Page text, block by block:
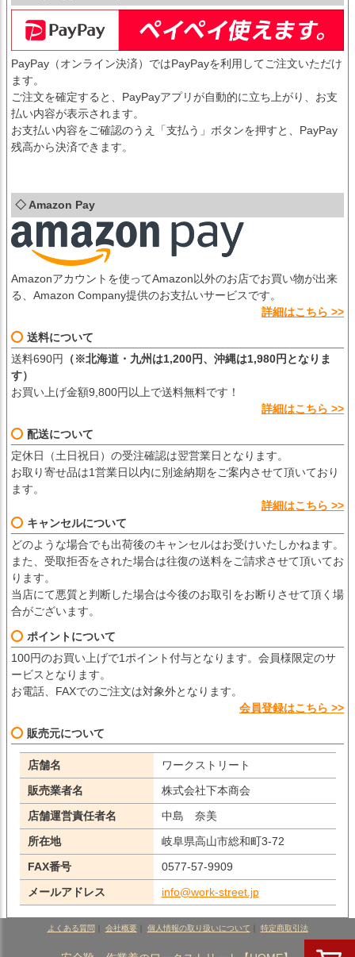
PayPay（オンライン決済）ではPayPayを利用してご注文いただけ
ます。
ご注文を確定すると、PayPayアプリが自動的に立ち上がり、お支
払い内容が表示されます。
お支払い内容をご確認のうえ「支払う」ボタンを押すと、PayPay
残高から決済できます。
◇ Amazon Pay
Amazonアカウントを使ってAmazon以外のお店でお買い物が出来
る、Amazon Company提供のお支払いサービスです。
詳細はこちら >>
送料について
送料690円
（※北海道・九州は1,200円、沖縄は1,980円となりま
す）
お買い上げ金額9,800円以上で送料無料です！
詳細はこちら >>
配送について
定休日（土日祝日）の受注確認は翌営業日となります。
お取り寄せ品は1営業日以内に別途納期をご案内させて頂いており
ます。
詳細はこちら >>
キャンセルについて
どのような場合でも出荷後のキャンセルはお受けいたしかねます。
また、受取拒否をされた場合は往復の送料をご請求させて頂いてお
ります。
当店にて悪質と判断した場合は今後のお取引をお断りさせて頂く場
合がございます。
ポイントについて
100円のお買い上げで1ポイント付与となります。会員様限定のサ
ービスとなります。
お電話、FAXでのご注文は対象外となります。
会員登録はこちら >>
販売元について
店舗名
ワークストリート
販売業者名
株式会社下本商会
店舗運営責任者名
中島 奈美
所在地
岐阜県高山市総和町3-72
FAX番号
0577-57-9909
メールアドレス
info@work-street.jp
よくある質問 会社概要｜ 個人情報の取り扱いについて 特定商取引法